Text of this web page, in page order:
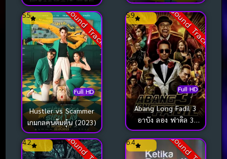
Sound Track
Full HD
5.5
Hustler vs Scammer
เกมกลคนต้มตุ๋น (2023)
Sound Track
Full HD
5.9
Abang Long Fadil 3
อาบัง ลอง ฟาดิล 3
(2022)
4.2 6.4